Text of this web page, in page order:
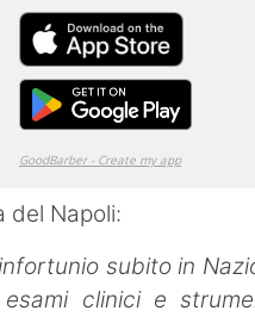
del Napoli:
subito in
clinici e